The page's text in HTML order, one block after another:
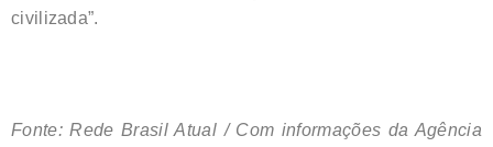
civilizada”.
Fonte: Rede Brasil Atual / Com informações da Agência